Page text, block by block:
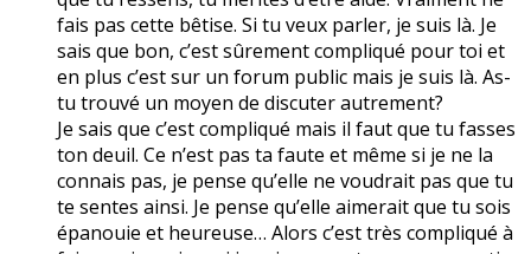
fais pas cette bêtise. Si tu veux parler, je suis là. Je
sais que bon, c’est sûrement compliqué pour toi et
en plus c’est sur un forum public mais je suis là. As-
tu trouvé un moyen de discuter autrement?
Je sais que c’est compliqué mais il faut que tu fasses
ton deuil. Ce n’est pas ta faute et même si je ne la
connais pas, je pense qu’elle ne voudrait pas que tu
te sentes ainsi. Je pense qu’elle aimerait que tu sois
épanouie et heureuse… Alors c’est très compliqué à